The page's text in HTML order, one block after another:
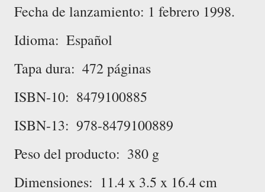
Fecha de lanzamiento: 1 febrero 1998.
Idioma: ‎ Español
Tapa dura: ‎ 472 páginas
ISBN-10: ‎ 8479100885
ISBN-13: ‎ 978-8479100889
Peso del producto: ‎ 380 g
Dimensiones: ‎ 11.4 x 3.5 x 16.4 cm